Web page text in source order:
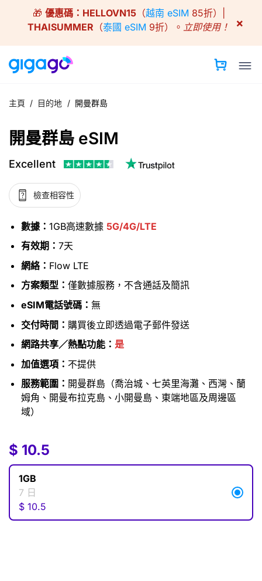
🎁 優惠碼： HELLOVN15（越南 eSIM 85折）|
THAISUMMER （泰國 eSIM 9折）。 立即使用！ ×
主頁 / 目的地 / 開曼群島
開曼群島 eSIM
Excellent
檢查相容性
數據： 1GB高速數據 5G/4G/LTE
有效期： 7天
網絡： Flow LTE
方案類型： 僅數據服務，不含通話及簡訊
eSIM電話號碼： 無
交付時間： 購買後立即透過電子郵件發送
網路共享／熱點功能： 是
加值選項： 不提供
服務範圍： 開曼群島（喬治城、七英里海灘、西灣、蘭
姆角、開曼布拉克島、小開曼島、東端地區及周邊區
域）
$ 10.5
1GB
7 日
$ 10.5
$ 10.5